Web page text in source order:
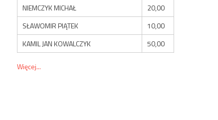
NIEMCZYK MICHAŁ
20,00
SŁAWOMIR PIĄTEK
10,00
KAMIL JAN KOWALCZYK
50,00
Więcej...